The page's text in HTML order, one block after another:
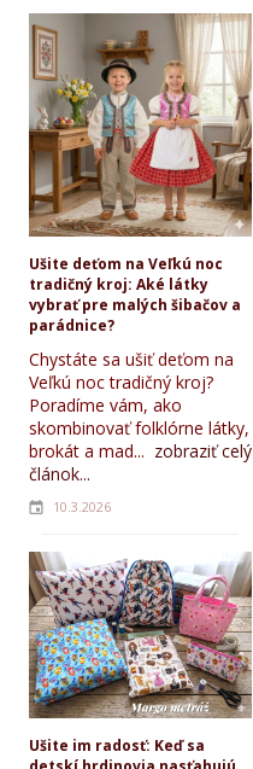
Ušite deťom na Veľkú noc
tradičný kroj: Aké látky
vybrať pre malých šibačov a
parádnice?
Chystáte sa ušiť deťom na
Veľkú noc tradičný kroj?
Poradíme vám, ako
skombinovať folklórne látky,
brokát a mad... zobraziť celý
článok...
10.3.2026
Ušite im radosť: Keď sa